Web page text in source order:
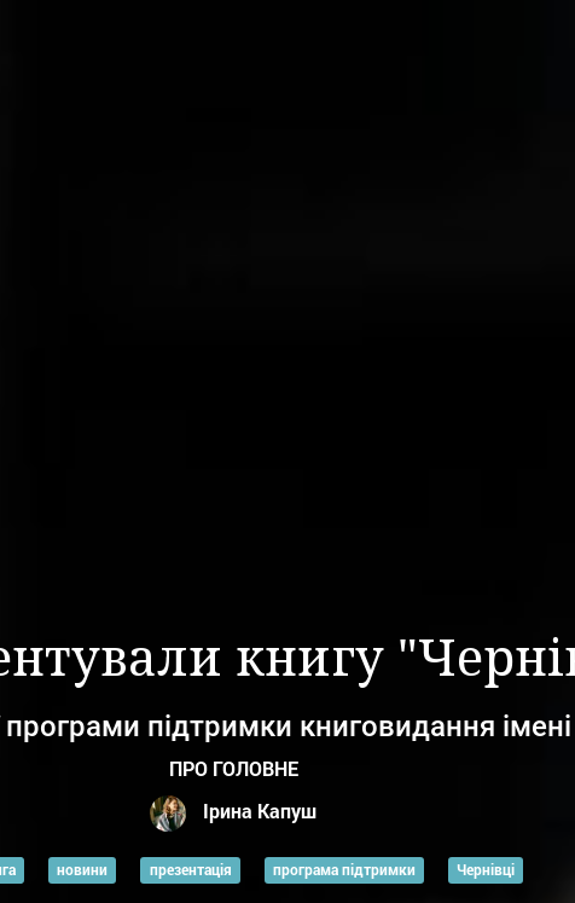
книгу
підтримки книговидання
ПРО ГОЛОВНЕ
Ірина Капуш
новини презентація програма підтримки Чернівці